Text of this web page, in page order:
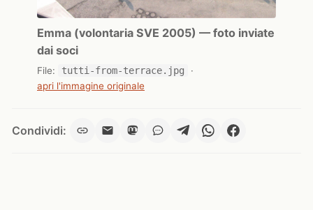
Emma (volontaria SVE 2005) — foto inviate
dai soci
File: tutti-from-terrace.jpg
·
apri l'immagine originale
Condividi: